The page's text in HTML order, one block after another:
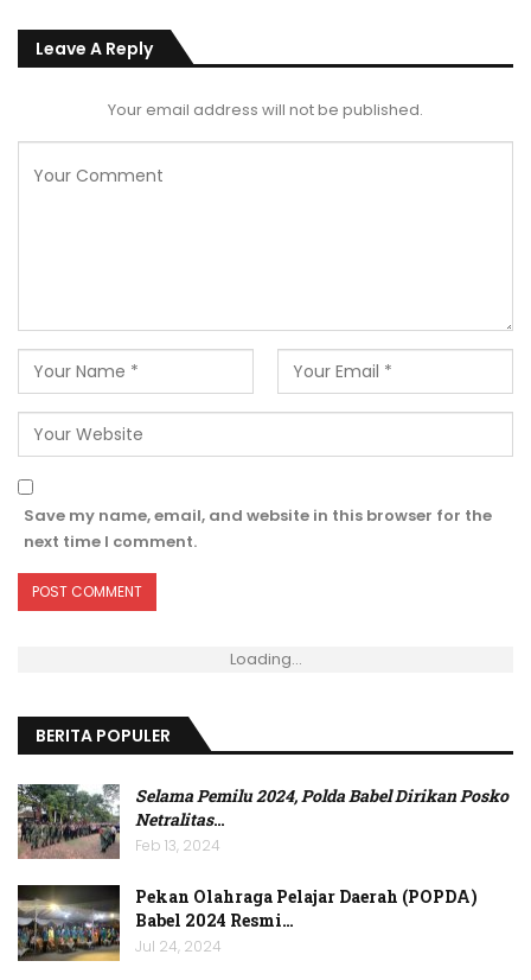
Leave A Reply
Your email address will not be published.
Save my name, email, and website in this browser for the
next time I comment.
Loading...
BERITA POPULER
Selama Pemilu 2024, Polda Babel Dirikan Posko
Netralitas…
Feb 13, 2024
Pekan Olahraga Pelajar Daerah (POPDA)
Babel 2024 Resmi…
Jul 24, 2024